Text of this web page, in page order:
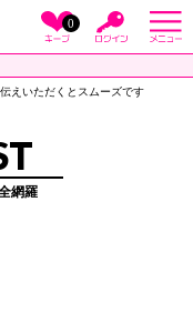
0
伝えいただくとスムーズです
網羅